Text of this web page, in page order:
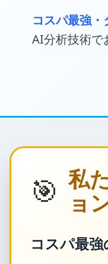
コスパ最強
AI分析技術で
🎯 私
ョ
コスパ最